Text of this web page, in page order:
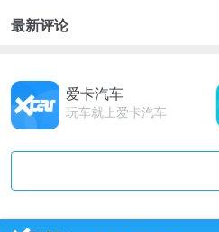
最新评论
爱卡汽车
玩车就上爱卡汽车